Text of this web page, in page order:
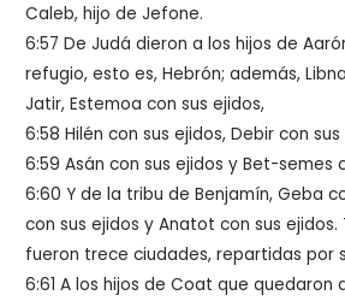
Caleb, hijo de Jefone.
6:57 De Judá dieron a los hijos de
refugio, esto es, Hebrón; además,
Jatir, Estemoa con sus ejidos,
6:58 Hilén con sus ejidos, Debir con
6:59 Asán con sus ejidos y Bet-semes
6:60 Y de la tribu de Benjamín, Geba
con sus ejidos y Anatot con sus ejidos.
fueron trece ciudades, repartidas por
6:61 A los hijos de Coat que quedaron